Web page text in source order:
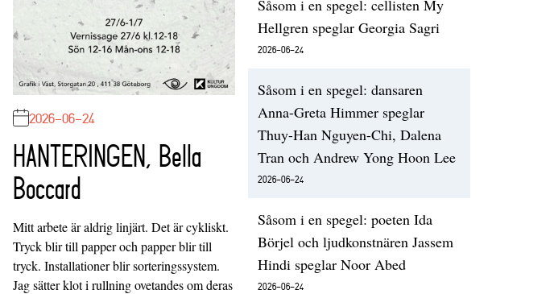
2026-06-24
HANTERINGEN, Bella
Boccard
Mitt arbete är aldrig linjärt. Det är cykliskt.
Tryck blir till papper och papper blir till
tryck. Installationer blir sorteringssystem.
Jag sätter klot i rullning ovetandes om deras
Såsom i en spegel: cellisten My
Hellgren speglar Georgia Sagri
2026-06-24
Såsom i en spegel: dansaren
Anna-Greta Himmer speglar
Thuy-Han Nguyen-Chi, Dalena
Tran och Andrew Yong Hoon Lee
2026-06-24
Såsom i en spegel: poeten Ida
Börjel och ljudkonstnären Jassem
Hindi speglar Noor Abed
2026-06-24